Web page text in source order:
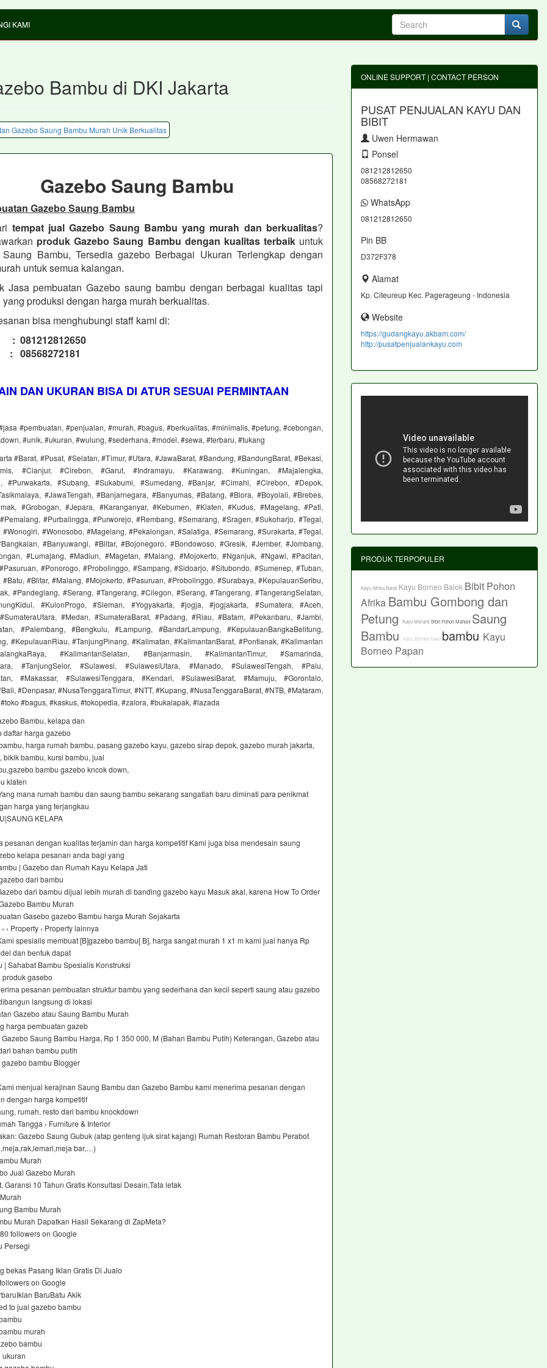
KAMI
Bambu di DKI Jakarta
Gazebo Saung Bambu
Gazebo Saung Bambu
tempat jual Gazebo Saung Bambu yang murah dan berkualitas?
produk Gazebo Saung Bambu dengan kualitas terbaikuntuk
Bambu, Tersedia gazebo Berbagai Ukuran Terlengkap dengan
untuk semua kalangan.
Jasa pembuatan Gazebo saung bambu dengan berbagai kualitas tapi
produksi dengan harga murah berkualitas.
bisa menghubungi staff kami di:
: 081212812650
DAN UKURAN BISA DI ATUR SESUAI PERMINTAAN
#pembuatan, #penjualan, #murah, #bagus, #berkualitas, #minimalis, #petung, #cebongan,
#unik, #ukuran, #wulung, #sederhana, #model, #sewa, #terbaru, #tukang
#Barat, #Pusat, #Selatan, #Timur, #Utara, #JawaBarat, #Bandung, #BandungBarat, #Bekasi,
#Cianjur, #Cirebon, #Garut, #Indramayu, #Karawang, #Kuningan, #Majalengka,
#Purwakarta, #Subang, #Sukabumi, #Sumedang, #Banjar, #Cimahi, #Cirebon, #Depok,
#JawaTengah, #Banjarnegara, #Banyumas, #Batang, #Blora, #Boyolali, #Brebes,
#Grobogan, #Jepara, #Karanganyar, #Kebumen, #Klaten, #Kudus, #Magelang, #Pati,
#Purbalingga, #Purworejo, #Rembang, #Semarang, #Sragen, #Sukoharjo, #Tegal,
#Wonogiri, #Wonosobo, #Magelang, #Pekalongan, #Salatiga, #Semarang, #Surakarta, #Tegal,
#Banyuwangi, #Blitar, #Bojonegoro, #Bondowoso, #Gresik, #Jember, #Jombang,
#Lumajang, #Madiun, #Magetan, #Malang, #Mojokerto, #Nganjuk, #Ngawi, #Pacitan,
#Ponorogo, #Probolinggo, #Sampang, #Sidoarjo, #Situbondo, #Sumenep, #Tuban,
#Batu, #Blitar, #Malang, #Mojokerto, #Pasuruan, #Probolinggo, #Surabaya, #KepulauanSeribu,
#Pandeglang, #Serang, #Tangerang, #Cilegon, #Serang, #Tangerang, #TangerangSelatan,
#KulonProgo, #Sleman, #Yogyakarta, #jogja, #jogjakarta, #Sumatera, #Aceh,
#Medan, #SumateraBarat, #Padang, #Riau, #Batam, #Pekanbaru, #Jambi,
#Palembang, #Bengkulu, #Lampung, #BandarLampung, #KepulauanBangkaBelitung,
#KepulauanRiau, #TanjungPinang, #Kalimatan, #KalimantanBarat, #Pontianak, #Kalimantan
#KalimantanSelatan, #Banjarmasin, #KalimantanTimur, #Samarinda,
#TanjungSelor, #Sulawesi, #SulawesiUtara, #Manado, #SulawesiTengah, #Palu,
#Makassar, #SulawesiTenggara, #Kendari, #SulawesiBarat, #Mamuju, #Gorontalo,
#Denpasar, #NusaTenggaraTimur, #NTT, #Kupang, #NusaTenggaraBarat, #NTB, #Mataram,
#bagus, #kaskus, #tokopedia, #zalora, #bukalapak, #lazada
Bambu, kelapa dan
daftar harga gazebo
harga rumah bambu, pasang gazebo kayu, gazebo sirap depok, gazebo murah jakarta,
bikik bambu, kursi bambu, jual
bambu gazebo kncok down,
klaten
mana rumah bambu dan saung bambu sekarang sangatlah baru diminati para penikmat
harga yang terjangkau
KELAPA
pesanan dengan kualitas terjamin dan harga kompetitif Kami juga bisa mendesain saung
kelapa pesanan anda bagi yang
| Gazebo dan Rumah Kayu Kelapa Jati
dari bambu
dari bambu dijual lebih murah di banding gazebo kayu Masuk akal, karena How To Order
Bambu Murah
Gasebo gazebo Bambu harga Murah Sejakarta
› Property › Property lainnya
spesialis membuat [B]gazebo bambu[ B], harga sangat murah 1 x1 m kami jual hanya Rp
dan bentuk dapat
| Sahabat Bambu Spesialis Konstruksi
gasebo
pesanan pembuatan struktur bambu yang sederhana dan kecil seperti saung atau gazebo
langsung di lokasi
Gazebo atau Saung Bambu Murah
harga pembuatan gazeb
Saung Bambu Harga, Rp 1 350 000, M (Bahan Bambu Putih) Keterangan, Gazebo atau
bahan bambu putih
bambu Blogger
menjual kerajinan Saung Bambu dan Gazebo Bambu kami menerima pesanan dengan
dengan harga kompetitif
rumah, resto dari bambu knockdown
Tangga › Furniture & Interior
Gazebo Saung Gubuk (atap genteng ijuk sirat kajang) Rumah Restoran Bambu Perabot
bar,…)
Murah‎
Jual Gazebo Murah‎
Garansi 10 Tahun Gratis Konsultasi Desain,Tata letak
Bambu Murah‎
Murah Dapatkan Hasil Sekarang di ZapMeta?
followers on Google
Persegi‎
bekas Pasang Iklan Gratis Di Jualo
on Google
BaruBatu Akik
to jual gazebo bambu
murah
bambu
ukuran
ONLINE SUPPORT | CONTACT PERSON
PUSAT PENJUALAN KAYU DAN
BIBIT
Uwen Hermawan
Ponsel
081212812650
08568272181
WhatsApp
081212812650
Pin BB
D372F378
Alamat
Kp. Citeureup Kec. Pagerageung - Indonesia
Website
https://gudangkayu.akbam.com/
http://pusatpenjualankayu.com
PRODUK TERPOPULER
Kayu Afrika Balok Kayu Borneo Balok Bibit Pohon
Afrika Bambu Gombong dan
Petung
Kayu MerantiBibit Pohon Mahoni Saung
Bambu
Kayu Borneo Kaso bambu Kayu
Borneo Papan